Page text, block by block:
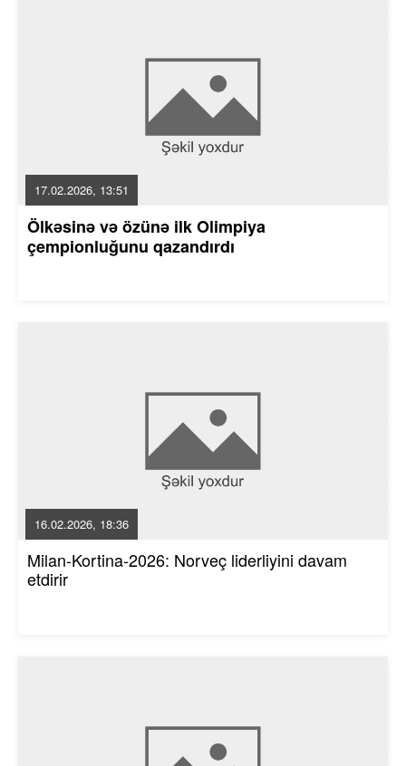
17.02.2026, 13:51
Ölkəsinə və özünə ilk Olimpiya
çempionluğunu qazandırdı
16.02.2026, 18:36
Milan-Kortina-2026: Norveç liderliyini davam
etdirir